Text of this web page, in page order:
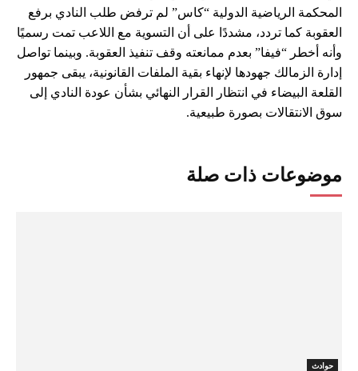
المحكمة الرياضية الدولية “كاس” لم ترفض طلب النادي برفع
العقوبة كما تردد، مشددًا على أن التسوية مع اللاعب تمت رسميًا
وأنه أخطر “فيفا” بعدم ممانعته وقف تنفيذ العقوبة. وبينما تواصل
إدارة الزمالك جهودها لإنهاء بقية الملفات القانونية، يبقى جمهور
القلعة البيضاء في انتظار القرار النهائي بشأن عودة النادي إلى
سوق الانتقالات بصورة طبيعية.
موضوعات ذات صلة
حوادث